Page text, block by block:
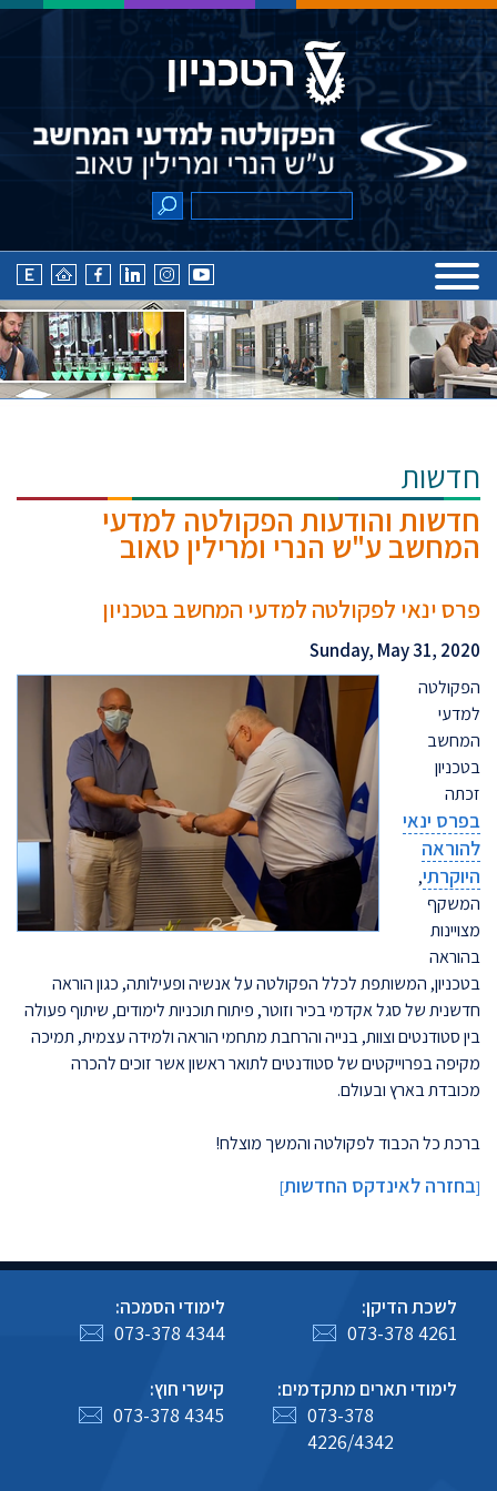
חדשות
חדשות והודעות הפקולטה למדעי
המחשב ע"ש הנרי ומרילין טאוב
פרס ינאי לפקולטה למדעי המחשב בטכניון
Sunday, May 31, 2020
הפקולטה
למדעי
המחשב
בטכניון
זכתה
בפרס ינאי
להוראה
היוקרתי,
המשקף
מצויינות
בהוראה
בטכניון, המשותפת לכלל הפקולטה על אנשיה ופעילותה, כגון הוראה
חדשנית של סגל אקדמי בכיר וזוטר, פיתוח תוכניות לימודים, שיתוף פעולה
בין סטודנטים וצוות, בנייה והרחבת מתחמי הוראה ולמידה עצמית, תמיכה
מקיפה בפרוייקטים של סטודנטים לתואר ראשון אשר זוכים להכרה
מכובדת בארץ ובעולם.
ברכת כל הכבוד לפקולטה והמשך מוצלח!
[בחזרה לאינדקס החדשות]
לשכת הדיקן:
073-378 4261
לימודי הסמכה:
073-378 4344
לימודי תארים מתקדמים:
073-378
4226/4342
קישרי חוץ:
073-378 4345